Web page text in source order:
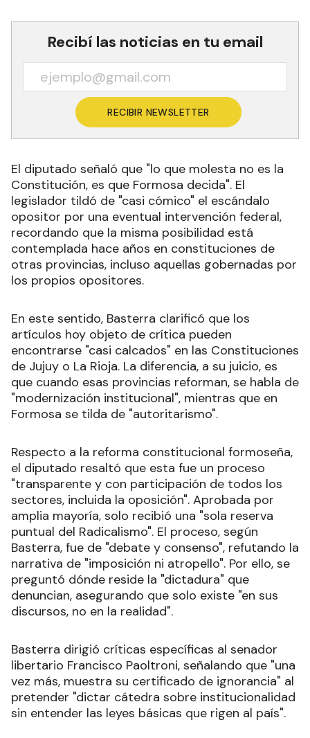
Recibí las noticias en tu email
RECIBIR NEWSLETTER
El diputado señaló que "lo que molesta no es la
Constitución, es que Formosa decida". El
legislador tildó de "casi cómico" el escándalo
opositor por una eventual intervención federal,
recordando que la misma posibilidad está
contemplada hace años en constituciones de
otras provincias, incluso aquellas gobernadas por
los propios opositores.
En este sentido, Basterra clarificó que los
artículos hoy objeto de crítica pueden
encontrarse "casi calcados" en las Constituciones
de Jujuy o La Rioja. La diferencia, a su juicio, es
que cuando esas provincias reforman, se habla de
"modernización institucional", mientras que en
Formosa se tilda de "autoritarismo".
Respecto a la reforma constitucional formoseña,
el diputado resaltó que esta fue un proceso
"transparente y con participación de todos los
sectores, incluida la oposición". Aprobada por
amplia mayoría, solo recibió una "sola reserva
puntual del Radicalismo". El proceso, según
Basterra, fue de "debate y consenso", refutando la
narrativa de "imposición ni atropello". Por ello, se
preguntó dónde reside la "dictadura" que
denuncian, asegurando que solo existe "en sus
discursos, no en la realidad".
Basterra dirigió críticas específicas al senador
libertario Francisco Paoltroni, señalando que "una
vez más, muestra su certificado de ignorancia" al
pretender "dictar cátedra sobre institucionalidad
sin entender las leyes básicas que rigen al país".